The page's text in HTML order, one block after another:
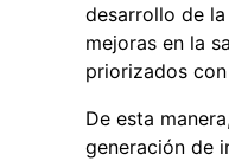
desarrollo de
mejoras en la
priorizados
De esta
generación de